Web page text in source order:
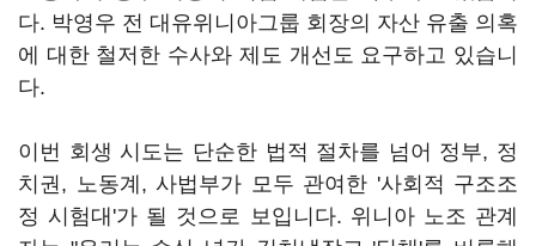
다. 박영우 전 대유위니아그룹 회장의 자산 유출 의혹
에 대한 철저한 수사와 제도 개선도 요구하고 있습니
다.
이번 회생 시도는 단순한 법적 절차를 넘어 정부, 정
치권, 노동계, 사법부가 모두 관여한 '사회적 구조조
정 시험대'가 될 것으로 보입니다. 위니아 노조 관계